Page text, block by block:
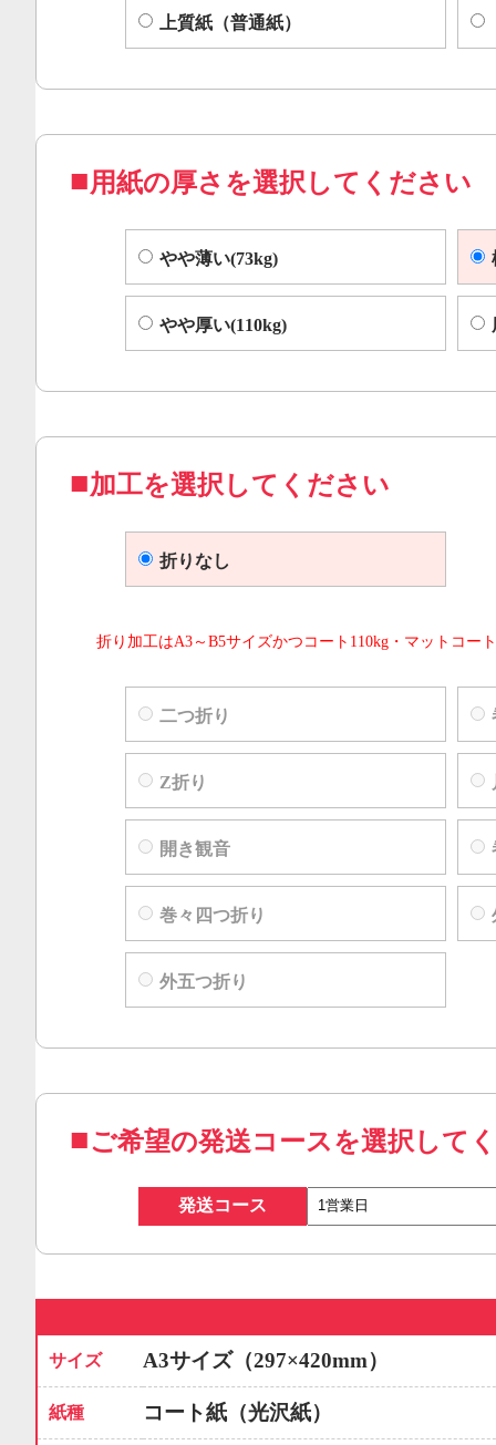
上質紙（普通紙）
用紙の厚さを選択してください
やや薄い(73kg)
やや厚い(110kg)
加工を選択してください
折りなし
折り加工はA3～B5サイズかつコート110kg・マットコー
二つ折り
Z折り
開き観音
巻々四つ折り
外五つ折り
ご希望の発送コースを選択して
発送コース
サイズ A3サイズ（297×420mm）
紙種 コート紙（光沢紙）